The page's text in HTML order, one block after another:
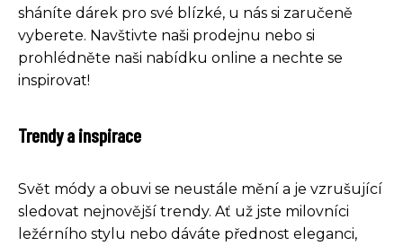
sháníte dárek pro své blízké, u nás si zaručeně
vyberete. Navštivte naši prodejnu nebo si
prohlédněte naši nabídku online a nechte se
inspirovat!
Trendy a inspirace
Svět módy a obuvi se neustále mění a je vzrušující
sledovat nejnovější trendy. Ať už jste milovníci
ležérního stylu nebo dáváte přednost eleganci,